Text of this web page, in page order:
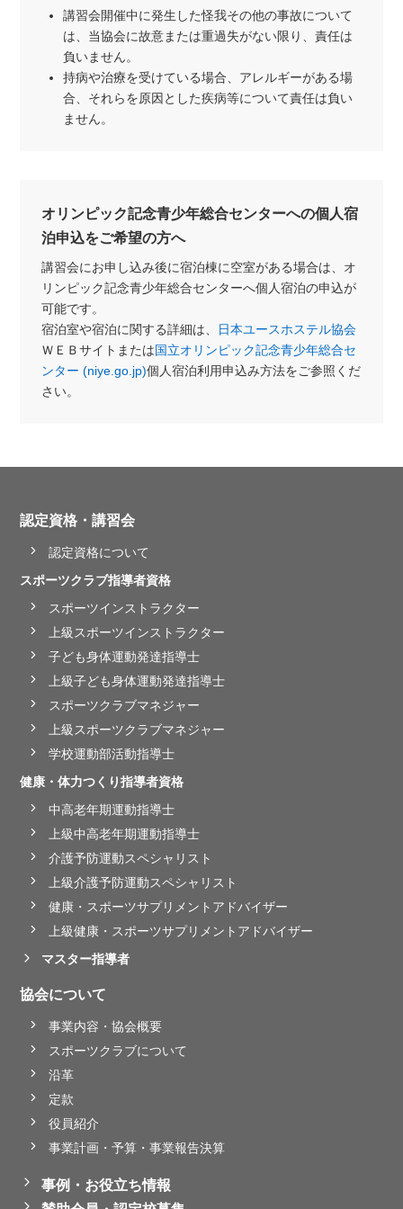
講習会開催中に発生した怪我その他の事故について
は、当協会に故意または重過失がない限り、責任は
負いません。
持病や治療を受けている場合、アレルギーがある場
合、それらを原因とした疾病等について責任は負い
ません。
オリンピック記念青少年総合センターへの個人宿
泊申込をご希望の方へ
講習会にお申し込み後に宿泊棟に空室がある場合は、オ
リンピック記念青少年総合センターへ個人宿泊の申込が
可能です。
宿泊室や宿泊に関する詳細は、 日本ユースホステル協会
ＷＥＢサイトまたは国立オリンピック記念青少年総合セ
ンター (niye.go.jp)個人宿泊利用申込み方法をご参照くだ
さい。
認定資格・講習会
認定資格について
スポーツクラブ指導者資格
スポーツインストラクター
上級スポーツインストラクター
子ども身体運動発達指導士
上級子ども身体運動発達指導士
スポーツクラブマネジャー
上級スポーツクラブマネジャー
学校運動部活動指導士
健康・体力つくり指導者資格
中高老年期運動指導士
上級中高老年期運動指導士
介護予防運動スペシャリスト
上級介護予防運動スペシャリスト
健康・スポーツサプリメントアドバイザー
上級健康・スポーツサプリメントアドバイザー
マスター指導者
協会について
事業内容・協会概要
スポーツクラブについて
沿革
定款
役員紹介
事業計画・予算・事業報告決算
事例・お役立ち情報